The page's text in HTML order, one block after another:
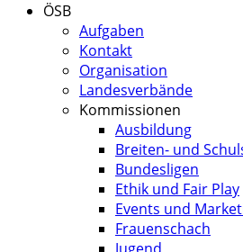
ÖSB
Aufgaben
Kontakt
Organisation
Landesverbände
Kommissionen
Ausbildung
Breiten- und
Bundesligen
Ethik und Fair Play
Events und
Frauenschach